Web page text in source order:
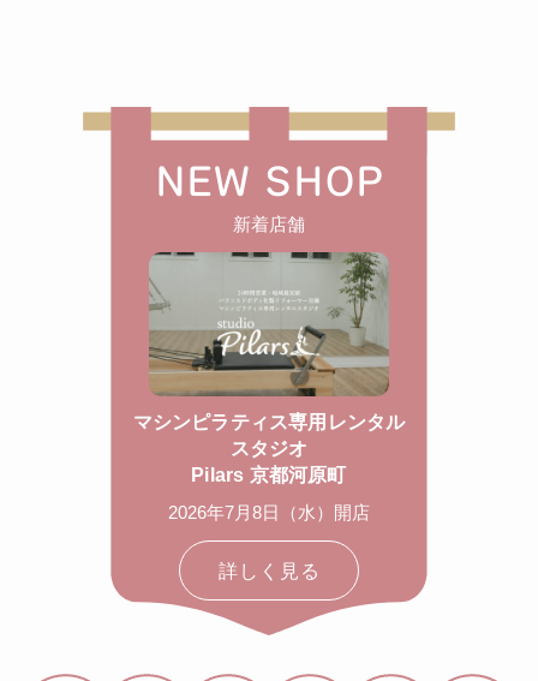
NEW SHOP
新着店舗
マシンピラティス専用レンタル
スタジオ
Pilars 京都河原町
2026年7月8日（水）開店
詳しく見る